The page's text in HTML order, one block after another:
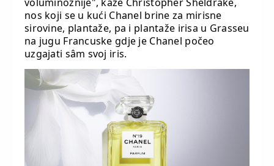
nos koji se u kući Chanel brine za mirisne
sirovine, plantaže, pa i plantaže irisa u Grasseu
na jugu Francuske gdje je Chanel počeo
uzgajati sâm svoj iris.